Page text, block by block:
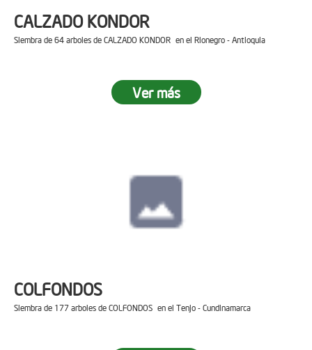
CALZADO KONDOR
Siembra de 64 arboles de CALZADO KONDOR en el Rionegro - Antioquia
Ver más
COLFONDOS
Siembra de 177 arboles de COLFONDOS en el Tenjo - Cundinamarca